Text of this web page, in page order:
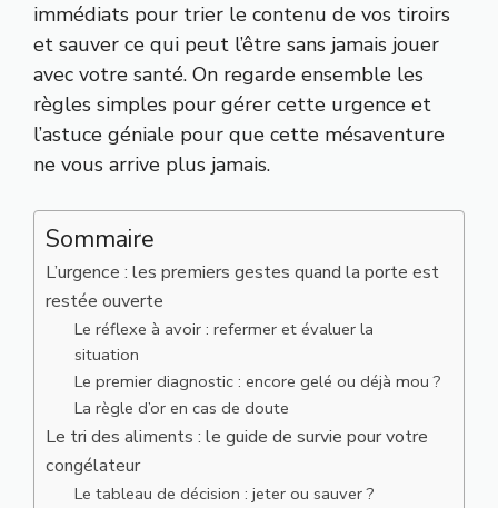
immédiats pour trier le contenu de vos tiroirs
et sauver ce qui peut l’être sans jamais jouer
avec votre santé. On regarde ensemble les
règles simples pour gérer cette urgence et
l’astuce géniale pour que cette mésaventure
ne vous arrive plus jamais.
Sommaire
L’urgence : les premiers gestes quand la porte est
restée ouverte
Le réflexe à avoir : refermer et évaluer la
situation
Le premier diagnostic : encore gelé ou déjà mou ?
La règle d’or en cas de doute
Le tri des aliments : le guide de survie pour votre
congélateur
Le tableau de décision : jeter ou sauver ?